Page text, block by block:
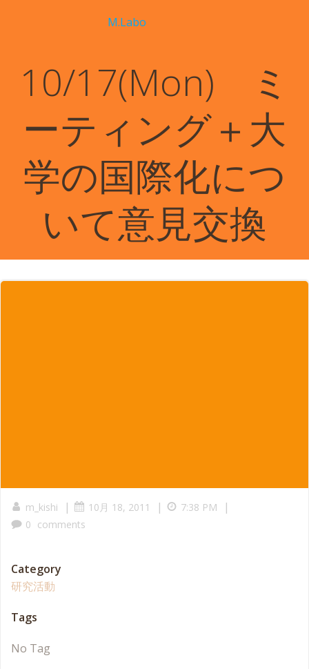
ツ
へ
ッ
プ
M.Labo
10/17(Mon) ミ
ーティング＋大
学の国際化につ
いて意見交換
m_kishi | 10月 18, 2011 | 7:38 PM |
0 comments
Category
研究活動
Tags
No Tag